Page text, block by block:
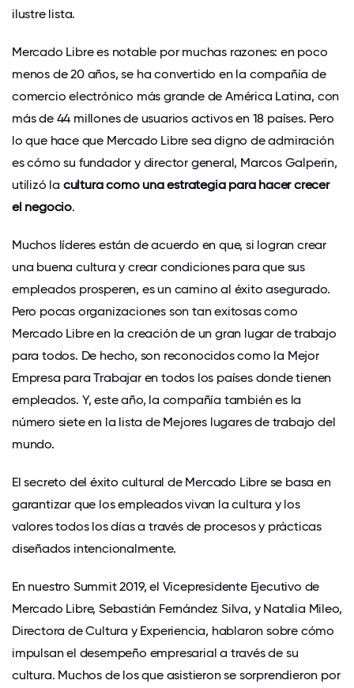
ilustre lista.
Mercado Libre es notable por muchas razones: en poco
menos de 20 años, se ha convertido en la compañía de
comercio electrónico más grande de América Latina, con
más de 44 millones de usuarios activos en 18 países. Pero
lo que hace que Mercado Libre sea digno de admiración
es cómo su fundador y director general, Marcos Galperin,
utilizó la cultura como una estrategia para hacer crecer
el negocio.
Muchos líderes están de acuerdo en que, si logran crear
una buena cultura y crear condiciones para que sus
empleados prosperen, es un camino al éxito asegurado.
Pero pocas organizaciones son tan exitosas como
Mercado Libre en la creación de un gran lugar de trabajo
para todos. De hecho, son reconocidos como la Mejor
Empresa para Trabajar en todos los países donde tienen
empleados. Y, este año, la compañía también es la
número siete en la lista de Mejores lugares de trabajo del
mundo.
El secreto del éxito cultural de Mercado Libre se basa en
garantizar que los empleados vivan la cultura y los
valores todos los días a través de procesos y prácticas
diseñados intencionalmente.
En nuestro Summit 2019, el Vicepresidente Ejecutivo de
Mercado Libre, Sebastián Fernández Silva, y Natalia Mileo,
Directora de Cultura y Experiencia, hablaron sobre cómo
impulsan el desempeño empresarial a través de su
cultura. Muchos de los que asistieron se sorprendieron por